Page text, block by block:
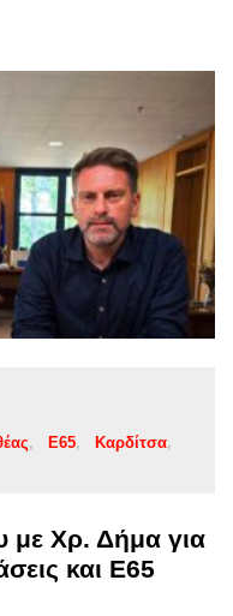
Ε65
Καρδίτσα
με Χρ. Δήμα για
και Ε65